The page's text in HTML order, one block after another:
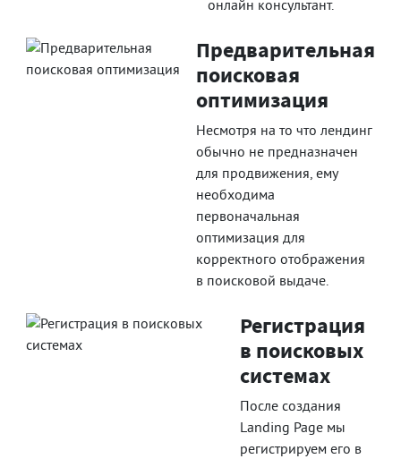
онлайн консультант.
Предварительная
поисковая
оптимизация
Несмотря на то что лендинг
обычно не предназначен
для продвижения, ему
необходима
первоначальная
оптимизация для
корректного отображения
в поисковой выдаче.
Регистрация
в поисковых
системах
После создания
Landing Page мы
регистрируем его в